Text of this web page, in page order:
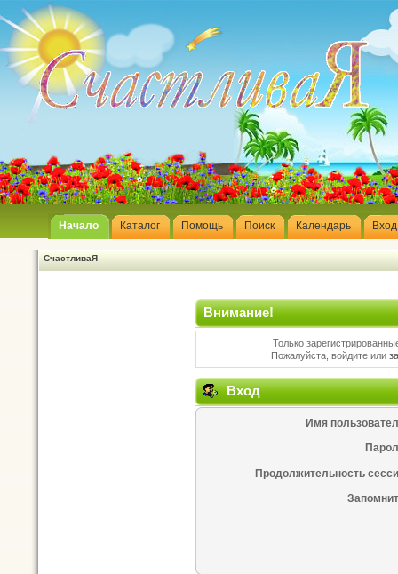
Начало Каталог Помощь Поиск Календарь Вход
СчастливаЯ
Внимание!
Только
Пожалуйста, войдите или
Вход
Имя
Продолжительность